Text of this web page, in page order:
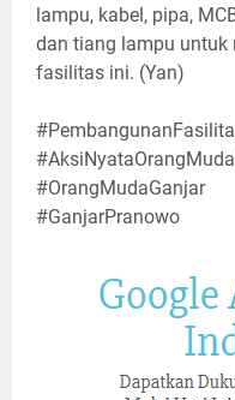
lampu, kabel, pipa,
dan tiang lampu untuk
fasilitas ini. (Yan)
#OrangMudaGanjar
#GanjarPranowo